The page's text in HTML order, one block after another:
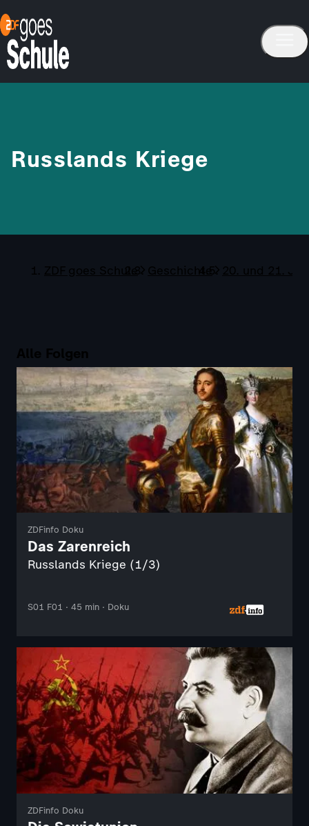
Russlands Kriege
ZDF goes Schule Geschichte 20. und 21.
Alle Folgen
ZDFinfo Doku
Das Zarenreich
Russlands Kriege (1/3)
S01 F01 · 45 min · Doku
ZDFinfo Doku